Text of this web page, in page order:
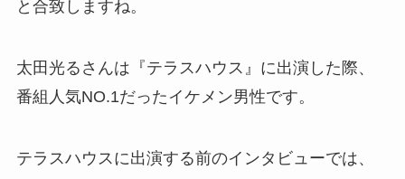
と合致しますね。
太田光るさんは『テラスハウス』に出演した際、
番組人気NO.1だったイケメン男性です。
テラスハウスに出演する前のインタビューでは、